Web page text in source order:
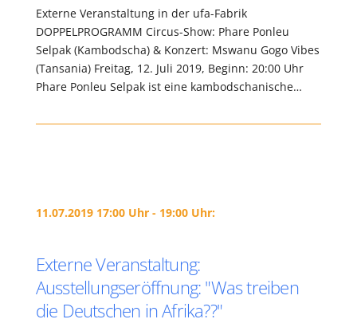
Externe Veranstaltung in der ufa-Fabrik
DOPPELPROGRAMM Circus-Show: Phare Ponleu
Selpak (Kambodscha) & Konzert: Mswanu Gogo Vibes
(Tansania) Freitag, 12. Juli 2019, Beginn: 20:00 Uhr
Phare Ponleu Selpak ist eine kambodschanische…
11.07.2019 17:00 Uhr - 19:00 Uhr:
Externe Veranstaltung:
Ausstellungseröffnung: "Was treiben
die Deutschen in Afrika??"